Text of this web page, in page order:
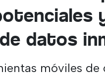
datos
móviles